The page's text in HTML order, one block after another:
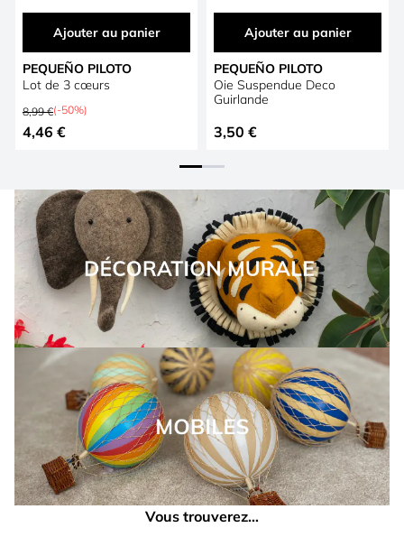
Ajouter au panier
PEQUEÑO PILOTO
Lot de 3 cœurs
Prix normal
8,99 €(-50%)
Prix spécial
4,46 €
Ajouter au panier
PEQUEÑO PILOTO
Oie Suspendue Deco
Guirlande
3,50 €
Vous trouverez…